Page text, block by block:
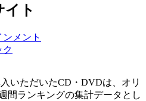
イト
いただいたCD・DVDは、オリ
間ランキングの集計データとし